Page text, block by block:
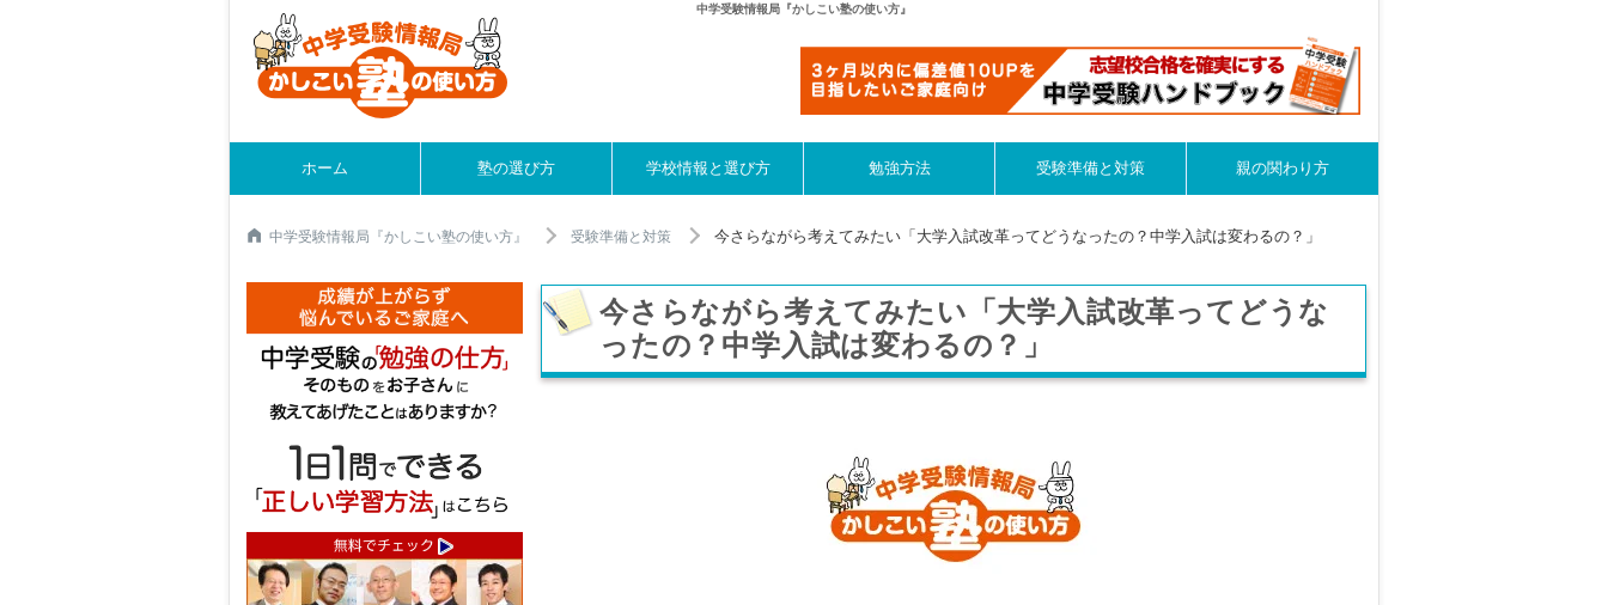
中学受験情報局『かしこい塾の使い方』
ホーム 塾の選び方 学校情報と選び方 勉強方法 受験準備と対策 親の関わり方
中学受験情報局『かしこい塾の使い方』 受験準備と対策 今さらながら考えてみたい「大学入試改革ってどうなったの？中学入試は変わるの？」
今さらながら考えてみたい「大学入試改革ってどうな
ったの？中学入試は変わるの？」